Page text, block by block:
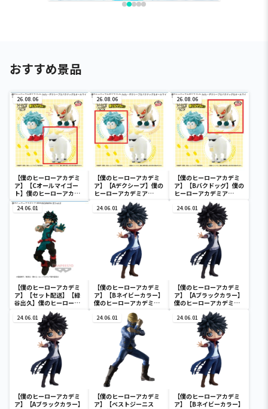
おすすめ景品
26.08.06
【僕のヒーローアカデミ
ア】【Cオールマイゴー
ト】僕のヒーローアカデ
ミア Fluffy Puffy～デク
シープ＆バクドッグ＆オ
ールマイゴート～
26.08.06
【僕のヒーローアカデミ
ア】【Aデクシープ】僕の
ヒーローアカデミア
Fluffy Puffy～デクシー
プ＆バクドッグ＆オール
マイゴート～
26.08.06
【僕のヒーローアカデミ
ア】【Bバクドッグ】僕の
ヒーローアカデミア
Fluffy Puffy～デクシー
プ＆バクドッグ＆オール
マイゴート～
24.06.01
【僕のヒーローアカデミ
ア】【セット配送】【緑
谷出久】僕のヒーローア
カデミア BRAVEGRAPH
＃2 vol.2
24.06.01
【僕のヒーローアカデミ
ア】【Bネイビーカラー】
僕のヒーローアカデミア
24.06.01
【僕のヒーローアカデミ
ア】【Aブラックカラー】
僕のヒーローアカデミア
Q posket-荼毘-
24.06.01
【僕のヒーローアカデミ
ア】【Aブラックカラー】
24.06.01
【僕のヒーローアカデミ
ア】【ベストジーニス
24.06.01
【僕のヒーローアカデミ
ア】【Bネイビーカラー】